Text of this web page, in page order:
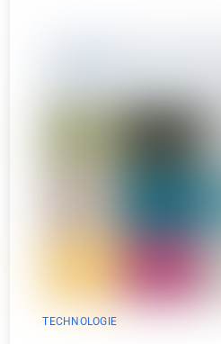
TECHNOLOGIE